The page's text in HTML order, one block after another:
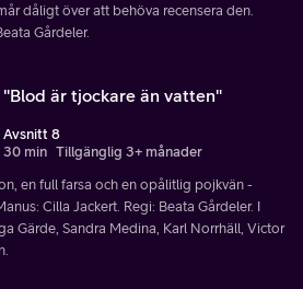
dåligt över att behöva recensera den.
Gårdeler.
"Blod är tjockare än vatten"
Avsnitt 8
30 min Tillgänglig 3+ månader
en full farsa och en opålitlig pojkvän -
Cilla Jackert. Regi: Beata Gårdeler. I
Gärde, Sandra Medina, Karl Norrhäll, Victor